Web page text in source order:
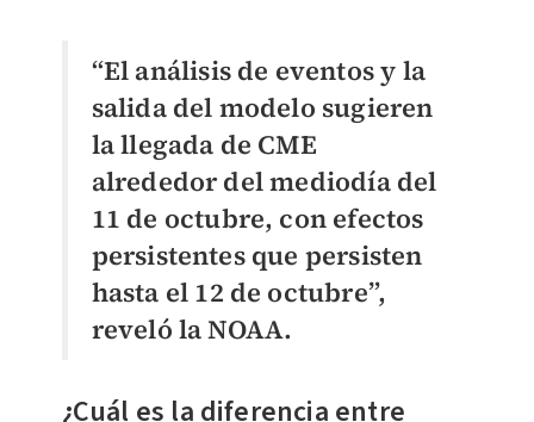
“El análisis de eventos y la
salida del modelo sugieren
la llegada de CME
alrededor del mediodía del
11 de octubre, con efectos
persistentes que persisten
hasta el 12 de octubre”,
reveló la NOAA.
¿Cuál es la diferencia entre